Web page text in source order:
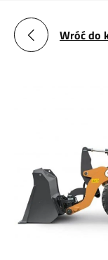
Wróć do